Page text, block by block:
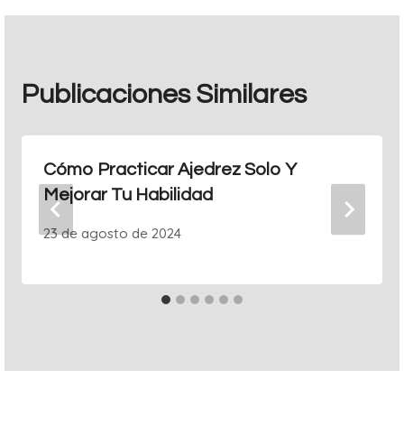
Publicaciones Similares
Cómo Practicar Ajedrez Solo Y
Mejorar Tu Habilidad
23 de agosto de 2024